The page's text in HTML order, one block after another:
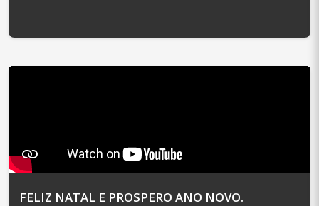
FELIZ NATAL E PROSPERO ANO NOVO.